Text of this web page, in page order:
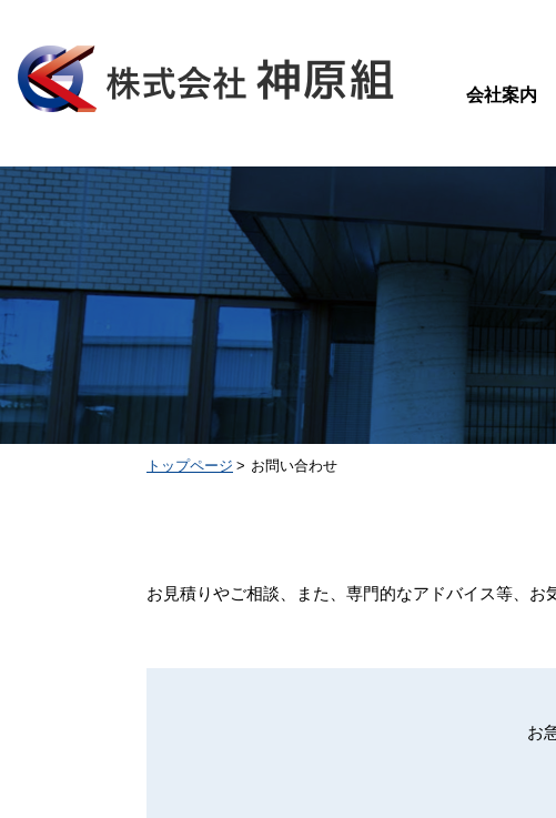
会社案内
トップページ お問い合わせ
お見積りやご相談、また、専門的なアドバイス等、お
お